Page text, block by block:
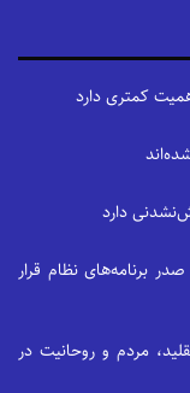
کمتری دارد
دارد
برنامه‌های نظام قرار
مردم و روحانیت در